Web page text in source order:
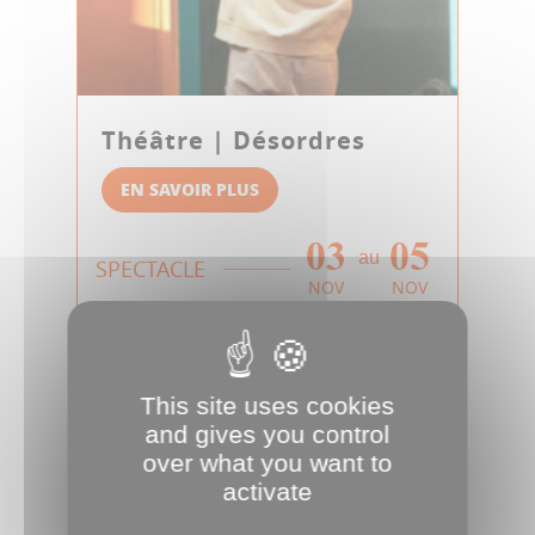
Théâtre | Désordres
EN SAVOIR PLUS
SPECTACLE 03
NOV
au 05
NOV
This site uses cookies
and gives you control
over what you want to
activate